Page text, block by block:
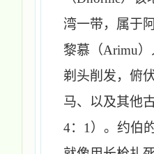
湾一带，属于
黎慕（Arimu
剃头削发，俯
马、以及其他
4： 1 ）。约伯